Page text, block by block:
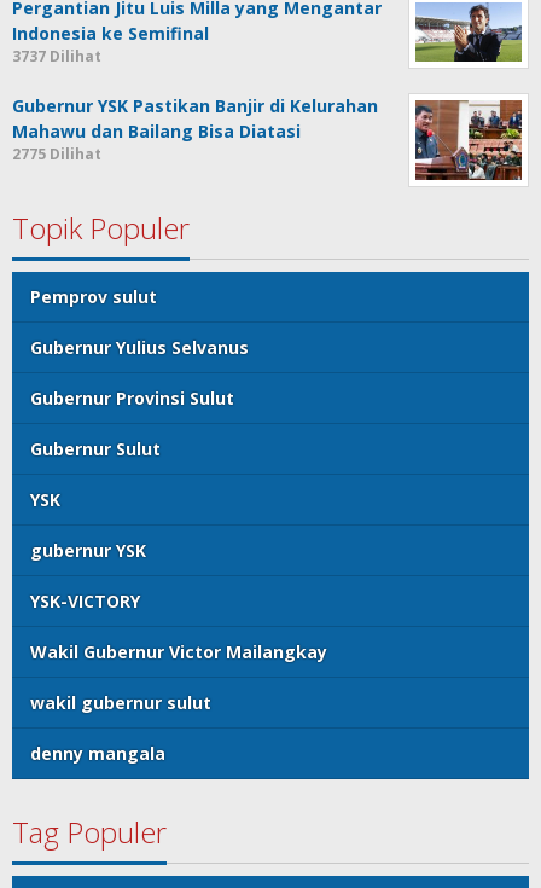
Pergantian Jitu Luis Milla yang Mengantar
Indonesia ke Semifinal
3737 Dilihat
Gubernur YSK Pastikan Banjir di Kelurahan
Mahawu dan Bailang Bisa Diatasi
2775 Dilihat
Topik Populer
Pemprov sulut
Gubernur Yulius Selvanus
Gubernur Provinsi Sulut
Gubernur Sulut
YSK
gubernur YSK
YSK-VICTORY
Wakil Gubernur Victor Mailangkay
wakil gubernur sulut
denny mangala
Tag Populer